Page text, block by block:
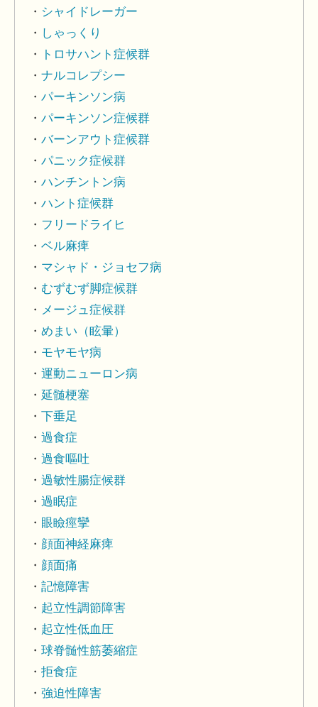
シャイドレーガー
しゃっくり
トロサハント症候群
ナルコレプシー
パーキンソン病
パーキンソン症候群
バーンアウト症候群
パニック症候群
ハンチントン病
ハント症候群
フリードライヒ
ベル麻痺
マシャド・ジョセフ病
むずむず脚症候群
メージュ症候群
めまい（眩暈）
モヤモヤ病
運動ニューロン病
延髄梗塞
下垂足
過食症
過食嘔吐
過敏性腸症候群
過眠症
眼瞼痙攣
顔面神経麻痺
顔面痛
記憶障害
起立性調節障害
起立性低血圧
球脊髄性筋萎縮症
拒食症
強迫性障害